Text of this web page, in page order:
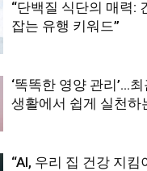
“단백질 식단의 매력:
잡는 유행 키워드”
‘똑똑한 영양 관리’…
생활에서 쉽게 실천하
“AI, 우리 집 건강 지